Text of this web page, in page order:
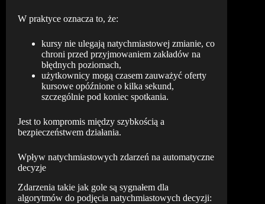
W praktyce oznacza to, że:
kursy nie ulegają natychmiastowej zmianie, co
chroni przed przyjmowaniem zakładów na
błędnych poziomach,
użytkownicy mogą czasem zauważyć oferty
kursowe opóźnione o kilka sekund,
szczególnie pod koniec spotkania.
Jest to kompromis między szybkością a
bezpieczeństwem działania.
Wpływ natychmiastowych zdarzeń na automatyczne
decyzje
Zdarzenia takie jak gole są sygnałem dla
algorytmów do podjęcia natychmiastowych decyzji: